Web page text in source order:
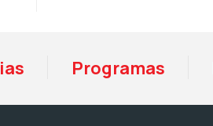
Programas